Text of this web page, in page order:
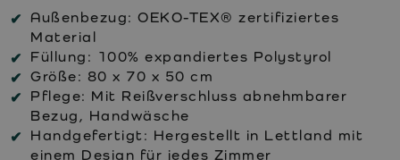
Außenbezug: OEKO-TEX® zertifiziertes
Material
Füllung: 100% expandiertes Polystyrol
Größe: 80 x 70 x 50 cm
Pflege: Mit Reißverschluss abnehmbarer
Bezug, Handwäsche
Handgefertigt: Hergestellt in Lettland mit
einem Design für jedes Zimmer